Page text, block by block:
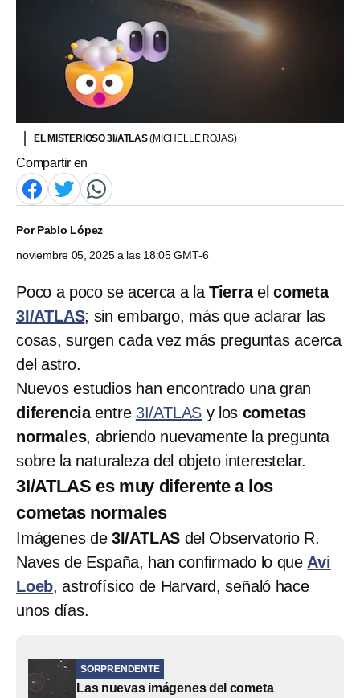
EL MISTERIOSO 3I/ATLAS(MICHELLE ROJAS)
Compartir en
PorPablo López
noviembre 05, 2025 a las 18:05 GMT-6
Poco a poco se acerca a la Tierraelcometa
3I/ATLAS; sin embargo, más que aclarar las
cosas, surgen cada vez más preguntas acerca
del astro.
Nuevos estudios han encontrado una gran
diferenciaentre 3I/ATLAS y los cometas
normales, abriendo nuevamente la pregunta
sobre la naturaleza del objeto interestelar.
3I/ATLAS es muy diferente a los
cometas normales
Imágenes de 3I/ATLAS del Observatorio R.
Naves de España, han confirmado lo que Avi
Loeb, astrofísico de Harvard, señaló hace
unos días.
SORPRENDENTE
Las nuevas imágenes del cometa